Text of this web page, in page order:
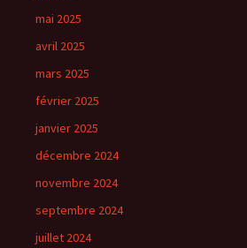
mai 2025
avril 2025
mars 2025
février 2025
janvier 2025
décembre 2024
novembre 2024
septembre 2024
juillet 2024